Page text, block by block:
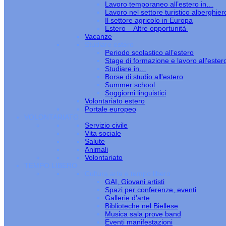
Lavoro temporaneo all’estero in…
Lavoro nel settore turistico
Il settore agricolo in Europa
Estero – Altre opportunità
Vacanze
Studiare estero
Periodo scolastico all’estero
Stage di formazione e lavoro
Studiare in…
Borse di studio all'estero
Summer school
Soggiorni linguistici
Volontariato estero
Portale europeo
VOLONTARIATO
Servizio civile
Vita sociale
Salute
Animali
Volontariato
TEMPO LIBERO
Cultura arte e tempo libero
GAI, Giovani artisti
Spazi per conferenze, eventi
Gallerie d’arte
Biblioteche nel Biellese
Musica sala prove band
Eventi manifestazioni